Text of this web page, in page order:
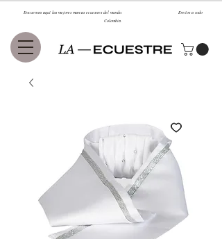
Encuentra aquí las mejores marcas ecuestres del mundo. Envíos a todo
Colombia.